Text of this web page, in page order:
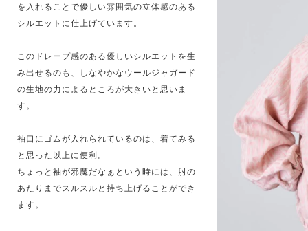
を入れることで優しい雰囲気の立体感のある
シルエットに仕上げています。
このドレープ感のある優しいシルエットを生
み出せるのも、しなやかなウールジャガード
の生地の力によるところが大きいと思いま
す。
袖口にゴムが入れられているのは、着てみる
と思った以上に便利。
ちょっと袖が邪魔だなぁという時には、肘の
あたりまでスルスルと持ち上げることができ
ます。